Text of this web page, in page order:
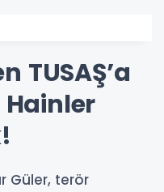
TUSAŞ’a
Hainler
Güler, terör